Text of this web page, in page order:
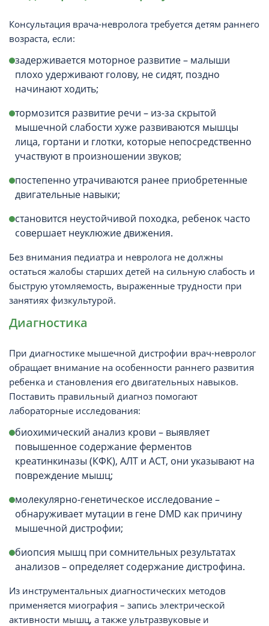
Консультация врача-невролога требуется детям раннего
возраста, если:
задерживается моторное развитие – малыши
плохо удерживают голову, не сидят, поздно
начинают ходить;
тормозится развитие речи – из-за скрытой
мышечной слабости хуже развиваются мышцы
лица, гортани и глотки, которые непосредственно
участвуют в произношении звуков;
постепенно утрачиваются ранее приобретенные
двигательные навыки;
становится неустойчивой походка, ребенок часто
совершает неуклюжие движения.
Без внимания педиатра и невролога не должны
остаться жалобы старших детей на сильную слабость и
быструю утомляемость, выраженные трудности при
занятиях физкультурой.
Диагностика
При диагностике мышечной дистрофии врач-невролог
обращает внимание на особенности раннего развития
ребенка и становления его двигательных навыков.
Поставить правильный диагноз помогают
лабораторные исследования:
биохимический анализ крови – выявляет
повышенное содержание ферментов
креатинкиназы (КФК), АЛТ и АСТ, они указывают на
повреждение мышц;
молекулярно-генетическое исследование –
обнаруживает мутации в гене DMD как причину
мышечной дистрофии;
биопсия мышц при сомнительных результатах
анализов – определяет содержание дистрофина.
Из инструментальных диагностических методов
применяется миография – запись электрической
активности мышц, а также ультразвуковые и